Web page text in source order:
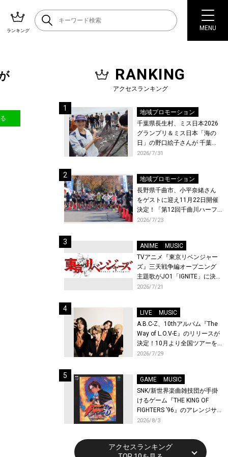
ランキング MENU
RANKING
アクセスランキング
地域プロモーション
千葉県長生村、ミス日本2026
グランプリ＆ミス日本「海の
日」の野口絵子さんが 千葉県
唯一の村・長生村で地引網を
2026/7/31
地域プロモーション
長野県千曲市、小平奈緒さん
をゲストに迎え11月22日開催
決定！「第12回千曲川ハーフ
マラソン」エントリー受付開
2026/7/23
ANIME
MUSIC
TVアニメ『東京リベンジャー
ズ』三天戦争編オープニング
主題歌がJO1「IGNITE」に決
定！メンバー全員から喜びと
先行上映会を開催！
2026/7/21
LIVE
MUSIC
A.B.C-Z、10thアルバム『The
Way of L.O.V-E』のリリースが
決定！10月より全国ツアーを
開催！
2026/7/29
GAME
MUSIC
SNK/新世界楽曲雑技団が手掛
けるゲーム『THE KING OF
FIGHTERS ’96』のアレンジサ
ウンドトラックが配信開始！
2026/8/3
アクセスランキング